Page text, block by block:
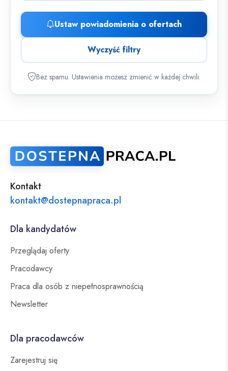
Ustaw powiadomienia o ofertach
Wyczyść filtry
Bez spamu. Ustawienia możesz zmienić w każdej chwili.
Kontakt
kontakt@dostepnapraca.pl
Dla kandydatów
Przeglądaj oferty
Pracodawcy
Praca dla osób z niepełnosprawnością
Newsletter
Dla pracodawców
Zarejestruj się